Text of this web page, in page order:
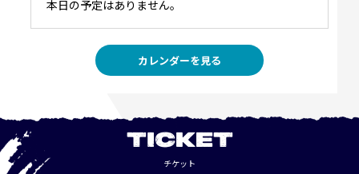
本日の予定はありません。
カレンダーを見る
TICKET
チケット